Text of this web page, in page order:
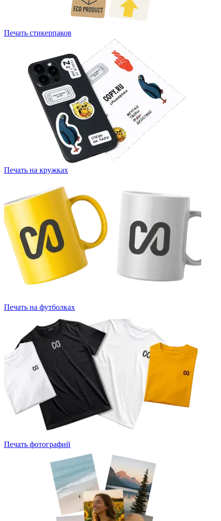
Печать стикерпаков
Печать на кружках
Печать на футболках
Печать фотографий